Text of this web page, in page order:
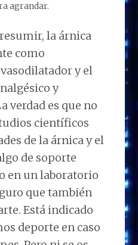
agrandar.
la árnica
como
y el
y
verdad es que no
científicos
de la árnica y el
de soporte
en un laboratorio
que también
Está indicado
deporte en caso